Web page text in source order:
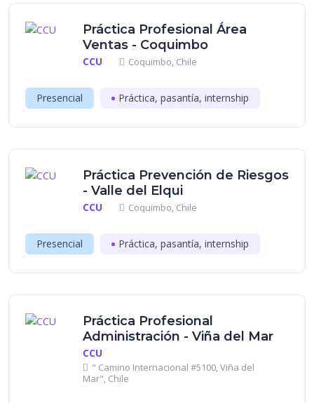
Práctica Profesional Área
Ventas - Coquimbo
CCU Coquimbo, Chile
Presencial Práctica, pasantía, internship
Práctica Prevención de Riesgos
- Valle del Elqui
CCU Coquimbo, Chile
Presencial Práctica, pasantía, internship
Práctica Profesional
Administración - Viña del Mar
CCU
" Camino Internacional #5100, Viña del
Mar", Chile